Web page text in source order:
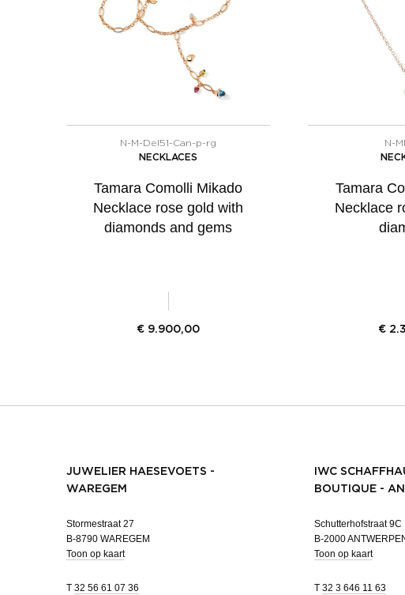
N-M-Del51-Can-p-rg
NECKLACES
Tamara Comolli Mikado
Necklace rose gold with
diamonds and gems
€ 9.900,00
N-
Tamara
Necklace
€
JUWELIER HAESEVOETS -
WAREGEM
Stormestraat 27
B-8790 WAREGEM
Toon op kaart
T 32 56 61 07 36
IWC
BOUTIQUE -
Schutterhofstraat 9C
B-2000
Toon op kaart
T 32 3 646 11 63